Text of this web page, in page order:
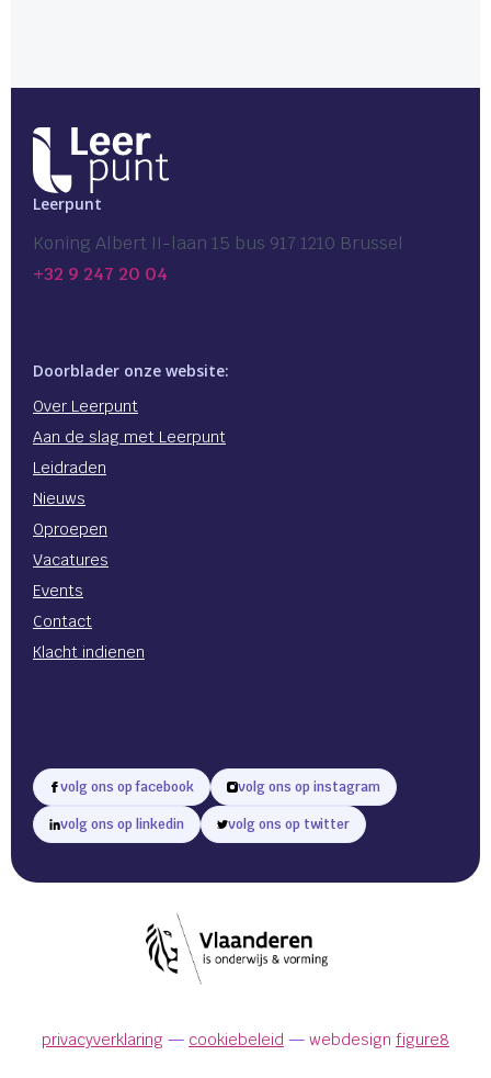
Leerpunt
Koning Albert II-laan 15 bus 917 1210 Brussel
+32 9 247 20 04
Doorblader onze website:
Over Leerpunt
Aan de slag met Leerpunt
Leidraden
Nieuws
Oproepen
Vacatures
Events
Contact
Klacht indienen
volg ons op facebook volg ons op instagram
volg ons op linkedin volg ons op twitter
privacyverklaring cookiebeleid webdesign figure8